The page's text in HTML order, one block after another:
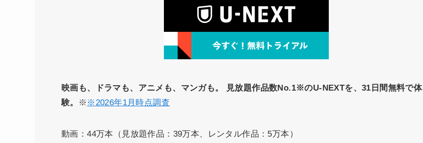
映画も、ドラマも、アニメも、マンガも。
見放題作品数No.1※のU-NEXTを、31日間無料で体
験。
※ ※2026年1月時点調査
動画：44万本（見放題作品：39万本、レンタル作品：5万本）